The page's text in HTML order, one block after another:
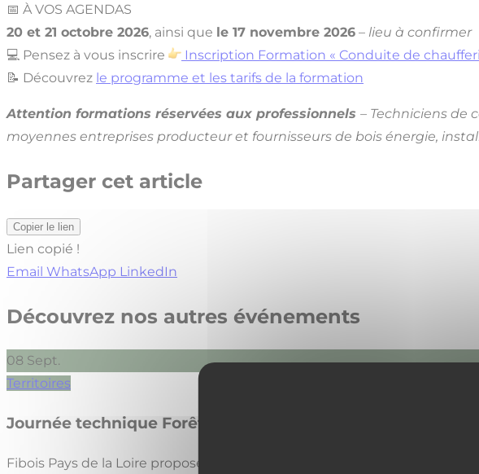
📅 À VOS AGENDAS
20 et 21 octobre 2026, ainsi que le 17 novembre 2026 – lieu à confirmer
💻 Pensez à vous inscrire
Inscription Formation « Conduite de
📝 Découvrez le programme et les tarifs de la formation
Attention formations réservées aux professionnels – Techniciens de
moyennes entreprises producteur et fournisseurs de bois énergie,
Partager cet article
Copier le lien
Lien copié !
Email WhatsApp LinkedIn
Découvrez nos autres événements
08 Sept.
Territoires
Journée technique Forêt, Bois et Territoires sur les
Fibois Pays de la Loire propose mardi 8 septembre une journée